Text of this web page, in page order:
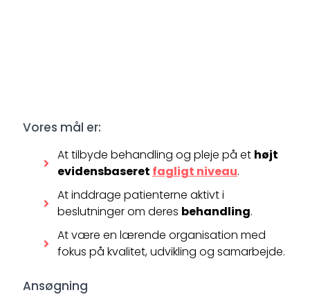
Vores mål er:
At tilbyde behandling og pleje på et højt
evidensbaseret fagligt niveau.
At inddrage patienterne aktivt i
beslutninger om deres behandling.
At være en lærende organisation med
fokus på kvalitet, udvikling og samarbejde.
Ansøgning